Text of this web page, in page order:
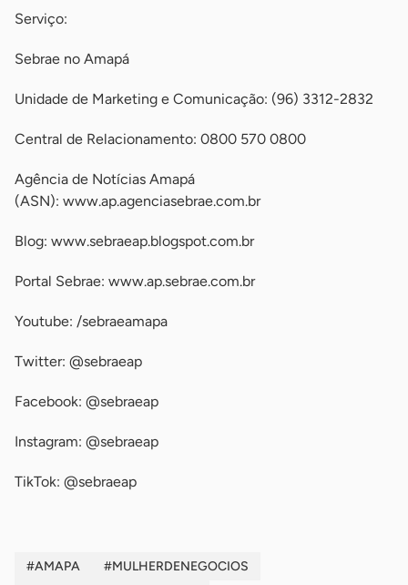
Serviço:
Sebrae no Amapá
Unidade de Marketing e Comunicação: (96) 3312-2832
Central de Relacionamento: 0800 570 0800
Agência de Notícias Amapá
(ASN): www.ap.agenciasebrae.com.br
Blog: www.sebraeap.blogspot.com.br
Portal Sebrae: www.ap.sebrae.com.br
Youtube: /sebraeamapa
Twitter: @sebraeap
Facebook: @sebraeap
Instagram: @sebraeap
TikTok: @sebraeap
#AMAPA
#MULHERDENEGOCIOS